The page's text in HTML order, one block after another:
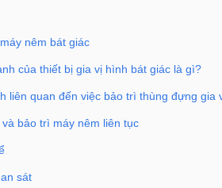
nêm bát giác
của thiết bị gia vị hình bát giác là gì?
liên quan đến việc bảo trì thùng đựng gia
bảo trì máy nêm liên tục
sát